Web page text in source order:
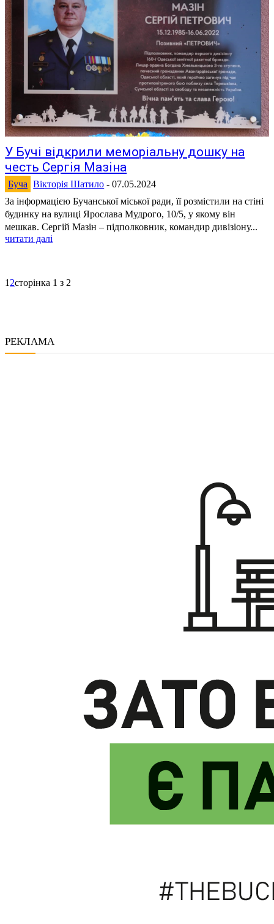
У Бучі відкрили меморіальну дошку на
честь Сергія Мазіна
Буча Вікторія Шатило - 07.05.2024
За інформацією Бучанської міської ради, її розмістили на стіні
будинку на вулиці Ярослава Мудрого, 10/5, у якому він
мешкав. Сергій Мазін – підполковник, командир дивізіону...
читати далі
1 2сторінка 1 з 2
РЕКЛАМА